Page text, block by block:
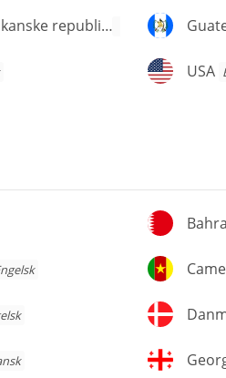
Den dominikanske republik Spansk
USA
USA